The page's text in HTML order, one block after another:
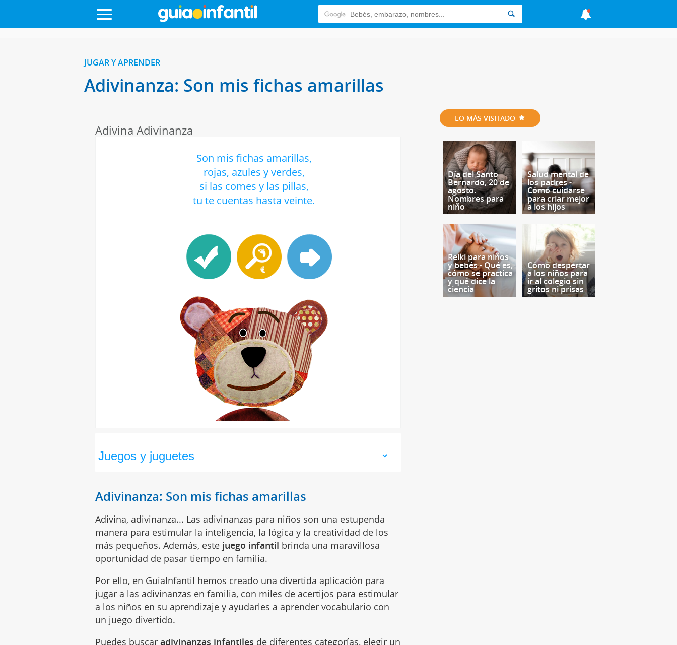
JUGAR Y APRENDER
Adivinanza: Son mis fichas amarillas
Adivina Adivinanza
Son mis fichas amarillas,
rojas, azules y verdes,
si las comes y las pillas,
tu te cuentas hasta veinte.
Adivinanza: Son mis fichas amarillas
Adivina, adivinanza... Las adivinanzas para niños son una estupenda
manera para estimular la inteligencia, la lógica y la creatividad de los
más pequeños. Además, este juego infantil brinda una maravillosa
oportunidad de pasar tiempo en familia.
Por ello, en GuiaInfantil hemos creado una divertida aplicación para
jugar a las adivinanzas en familia, con miles de acertijos para estimular
a los niños en su aprendizaje y ayudarles a aprender vocabulario con
un juego divertido.
Puedes buscaradivinanzas infantiles de diferentes categorías, elegir un
LO MÁS VISITADO
Día del Santo
Bernardo, 20 de
agosto.
Nombres para
niño
Salud mental de
los padres -
Cómo cuidarse
para criar mejor
a los hijos
Reiki para niños
y bebés - Qué es,
cómo se practica
y qué dice la
ciencia
Cómo despertar
a los niños para
ir al colegio sin
gritos ni prisas